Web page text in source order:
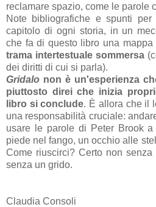
reclamare spazio, come le parole
Note bibliografiche e spunti per
capitolo di ogni storia, in un
che fa di questo libro una mappa
trama intertestuale sommersa
dei diritti di cui si parla).
Gridalo non è un'esperienza
piuttosto direi che inizia
libro si conclude. È allora che il
una responsabilità cruciale:
usare le parole di Peter Brook
piede nel fango, un occhio alle
Come riuscirci? Certo non
senza un grido.
Claudia Consoli